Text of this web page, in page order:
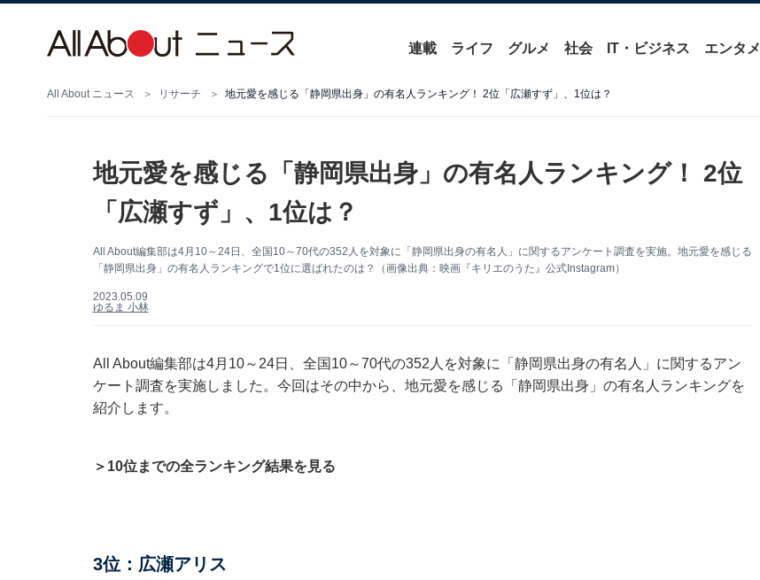
連載 ライフ グルメ 社会 IT・ビジネス エンタメ
All About ニュース リサーチ 地元愛を感じる「静岡県出身」の有名人ランキング！ 2位「広瀬すず」、1位は？
地元愛を感じる「静岡県出身」の有名人ランキング！ 2位
「広瀬すず」、1位は？
All About編集部は4月10～24日、全国10～70代の352人を対象に「静岡県出身の有名人」に関するアンケート調査を実施。地元愛を感じる
「静岡県出身」の有名人ランキングで1位に選ばれたのは？（画像出典：映画『キリエのうた』公式Instagram）
2023.05.09
ゆるま 小林
All About編集部は4月10～24日、全国10～70代の352人を対象に「静岡県出身の有名人」に関するアン
ケート調査を実施しました。今回はその中から、地元愛を感じる「静岡県出身」の有名人ランキングを
紹介します。
＞10位までの全ランキング結果を見る
3位：広瀬アリス